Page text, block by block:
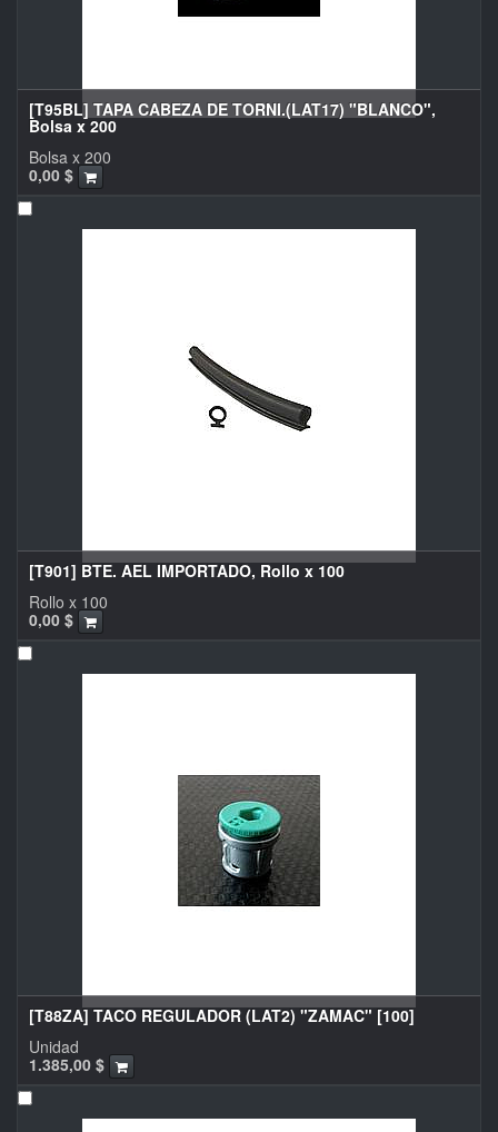
[T95BL] TAPA CABEZA DE TORNI.(LAT17) "BLANCO",
Bolsa x 200
0,00 $
Bolsa x 200
[T901] BTE. AEL IMPORTADO, Rollo x 100
0,00 $
Rollo x 100
[T88ZA] TACO REGULADOR (LAT2) "ZAMAC" [100]
1.385,00 $
Unidad